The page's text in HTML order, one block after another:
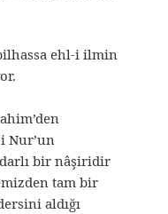
ehl-i ilmin
Nur’un
bir nâşiridir
tam bir
aldığı